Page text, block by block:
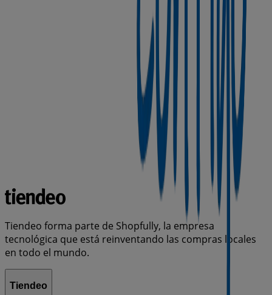
Tiendeo forma parte de Shopfully, la empresa
tecnológica que está reinventando las compras locales
en todo el mundo.
Tiendeo